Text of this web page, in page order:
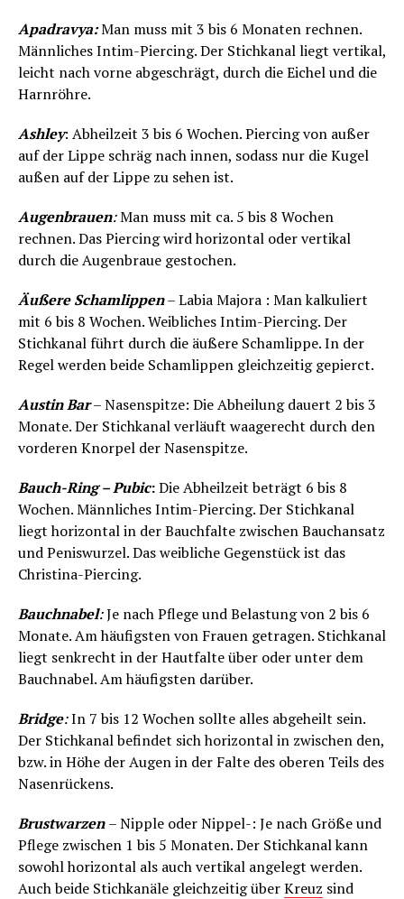
Apadravya:Man muss mit 3 bis 6 Monaten rechnen.
Männliches Intim-Piercing. Der Stichkanal liegt vertikal,
leicht nach vorne abgeschrägt, durch die Eichel und die
Harnröhre.
Ashley: Abheilzeit 3 bis 6 Wochen. Piercing von außer
auf der Lippe schräg nach innen, sodass nur die Kugel
außen auf der Lippe zu sehen ist.
Augenbrauen:Man muss mit ca. 5 bis 8 Wochen
rechnen. Das Piercing wird horizontal oder vertikal
durch die Augenbraue gestochen.
Äußere Schamlippen– Labia Majora : Man kalkuliert
mit 6 bis 8 Wochen. Weibliches Intim-Piercing. Der
Stichkanal führt durch die äußere Schamlippe. In der
Regel werden beide Schamlippen gleichzeitig gepierct.
Austin Bar– Nasenspitze: Die Abheilung dauert 2 bis 3
Monate. Der Stichkanal verläuft waagerecht durch den
vorderen Knorpel der Nasenspitze.
Bauch-Ring – Pubic:Die Abheilzeit beträgt 6 bis 8
Wochen. Männliches Intim-Piercing. Der Stichkanal
liegt horizontal in der Bauchfalte zwischen Bauchansatz
und Peniswurzel. Das weibliche Gegenstück ist das
Christina-Piercing.
Bauchnabel:Je nach Pflege und Belastung von 2 bis 6
Monate. Am häufigsten von Frauen getragen. Stichkanal
liegt senkrecht in der Hautfalte über oder unter dem
Bauchnabel. Am häufigsten darüber.
Bridge:In 7 bis 12 Wochen sollte alles abgeheilt sein.
Der Stichkanal befindet sich horizontal in zwischen den,
bzw. in Höhe der Augen in der Falte des oberen Teils des
Nasenrückens.
Brustwarzen – Nipple oder Nippel-: Je nach Größe und
Pflege zwischen 1 bis 5 Monaten. Der Stichkanal kann
sowohl horizontal als auch vertikal angelegt werden.
Auch beide Stichkanäle gleichzeitig überKreuz sind